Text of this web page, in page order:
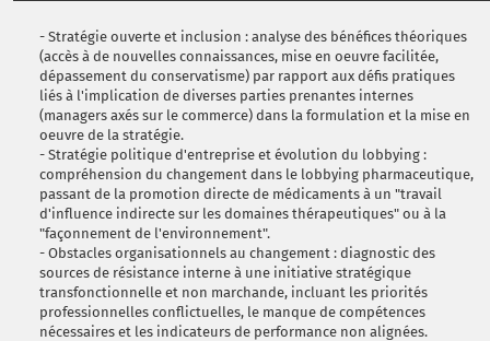
- Stratégie ouverte et inclusion : analyse des bénéfices théoriques
(accès à de nouvelles connaissances, mise en oeuvre facilitée,
dépassement du conservatisme) par rapport aux défis pratiques
liés à l'implication de diverses parties prenantes internes
(managers axés sur le commerce) dans la formulation et la mise en
oeuvre de la stratégie.
- Stratégie politique d'entreprise et évolution du lobbying :
compréhension du changement dans le lobbying pharmaceutique,
passant de la promotion directe de médicaments à un "travail
d'influence indirecte sur les domaines thérapeutiques" ou à la
"façonnement de l'environnement".
- Obstacles organisationnels au changement : diagnostic des
sources de résistance interne à une initiative stratégique
transfonctionnelle et non marchande, incluant les priorités
professionnelles conflictuelles, le manque de compétences
nécessaires et les indicateurs de performance non alignées.